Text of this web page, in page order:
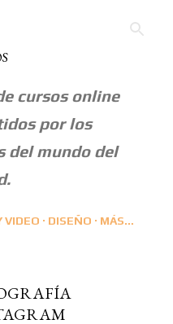
cursos online
por los
del mundo del
VIDEO DISEÑO MÁS…